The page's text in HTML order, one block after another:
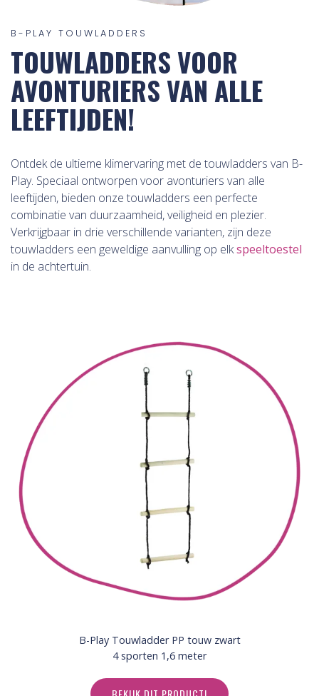
B-PLAY TOUWLADDERS
TOUWLADDERS VOOR
AVONTURIERS VAN ALLE
LEEFTIJDEN!
Ontdek de ultieme klimervaring met de touwladders van B-
Play. Speciaal ontworpen voor avonturiers van alle
leeftijden, bieden onze touwladders een perfecte
combinatie van duurzaamheid, veiligheid en plezier.
Verkrijgbaar in drie verschillende varianten, zijn deze
touwladders een geweldige aanvulling op elkspeeltoestel
in de achtertuin.
B-Play Touwladder PP touw zwart
4 sporten 1,6 meter